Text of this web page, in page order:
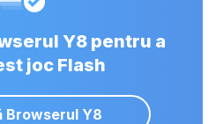
Y8 pentru a
joc Flash
Browserul Y8